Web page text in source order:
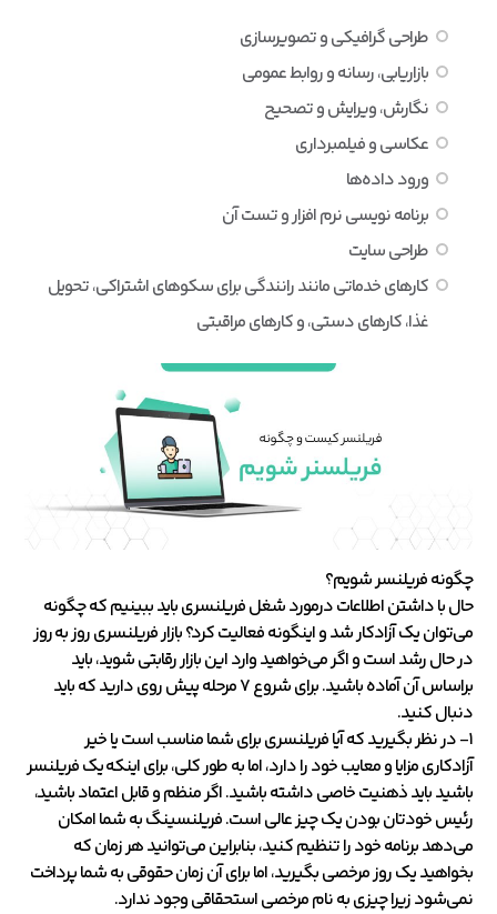
طراحی گرافیکی و تصویرسازی
بازاریابی، رسانه و روابط عمومی
نگارش، ویرایش و تصحیح
عکاسی و فیلمبرداری
ورود داده‌ها
برنامه نویسی نرم افزار و تست آن
طراحی سایت
کارهای خدماتی مانند رانندگی برای سکوهای اشتراکی، تحویل
غذا، کارهای دستی، و کارهای مراقبتی
چگونه فریلنسر شویم؟
حال با داشتن اطلاعات درمورد شغل فریلنسری باید ببینیم که چگونه
می‌توان یک آزادکار شد و اینگونه فعالیت کرد؟ بازار فریلنسری روز به روز
در حال رشد است و اگر می‌خواهید وارد این بازار رقابتی شوید، باید
براساس آن آماده باشید. برای شروع ۷ مرحله پیش روی دارید که باید
دنبال کنید.
۱- در نظر بگیرید که آیا فریلنسری برای شما مناسب است یا خیر
آزادکاری مزایا و معایب خود را دارد، اما به طور کلی، برای اینکه یک فریلنسر
باشید باید ذهنیت خاصی داشته باشید. اگر منظم و قابل اعتماد باشید،
رئیس خودتان بودن یک چیز عالی است. فریلنسینگ به شما امکان
می‌دهد برنامه خود را تنظیم کنید، بنابراین می‌توانید هر زمان که
بخواهید یک روز مرخصی بگیرید، اما برای آن زمان حقوقی به شما پرداخت
نمی‌شود زیرا چیزی به نام مرخصی استحقاقی وجود ندارد.